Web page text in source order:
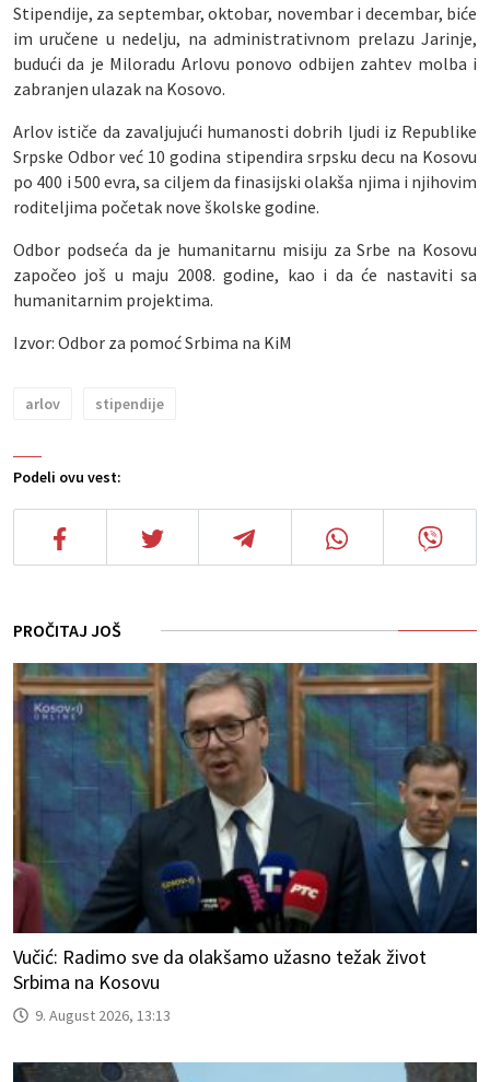
Podeli ovu vest:
Stipendije, za septembar, oktobar, novembar i decembar, biće
im uručene u nedelju, na administrativnom prelazu Jarinje,
budući da je Miloradu Arlovu ponovo odbijen zahtev molba i
zabranjen ulazak na Kosovo.
Arlov ističe da zavaljujući humanosti dobrih ljudi iz Republike
Srpske Odbor već 10 godina stipendira srpsku decu na Kosovu
po 400 i 500 evra, sa ciljem da finasijski olakša njima i njihovim
roditeljima početak nove školske godine.
Odbor podseća da je humanitarnu misiju za Srbe na Kosovu
započeo još u maju 2008. godine, kao i da će nastaviti sa
humanitarnim projektima.
Izvor: Odbor za pomoć Srbima na KiM
arlov stipendije
PROČITAJ JOŠ
Vučić: Radimo sve da olakšamo užasno težak život
Srbima na Kosovu
9. August 2026, 13:13